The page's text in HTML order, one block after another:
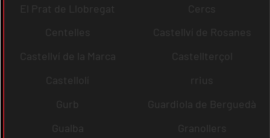
El Prat de Llobregat
Cercs
Centelles
Castellví de Rosanes
Castellví de la Marca
Castellterçol
Castellolí
rrius
Gurb
Guardiola de Berguedà
Gualba
Granollers